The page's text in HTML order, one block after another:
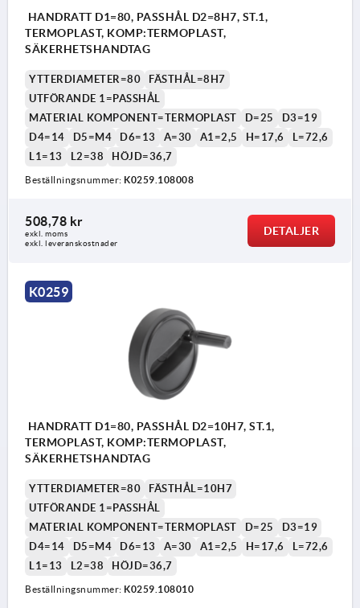
HANDRATT D1=80, PASSHÅL D2=8H7, ST.1,
TERMOPLAST, KOMP:TERMOPLAST,
SÄKERHETSHANDTAG
YTTERDIAMETER=80
FÄSTHÅL=8H7
UTFÖRANDE 1=PASSHÅL
MATERIAL KOMPONENT=TERMOPLAST
D=25
D3=19
D4=14
D5=M4 D6=13 A=30 A1=2,5 H=17,6
L=72,6
L1=13
L2=38 HÖJD=36,7
Beställningsnummer: K0259.108008
508,78 kr
exkl. moms
exkl. leveranskostnader
DETALJER
K0259
HANDRATT D1=80, PASSHÅL D2=10H7, ST.1,
TERMOPLAST, KOMP:TERMOPLAST,
SÄKERHETSHANDTAG
YTTERDIAMETER=80
FÄSTHÅL=10H7
UTFÖRANDE 1=PASSHÅL
MATERIAL KOMPONENT=TERMOPLAST
D=25
D3=19
D4=14
D5=M4 D6=13 A=30 A1=2,5 H=17,6
L=72,6
L1=13
L2=38 HÖJD=36,7
Beställningsnummer: K0259.108010